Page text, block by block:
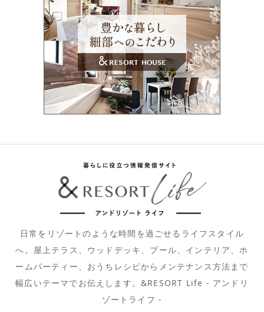
日常をリゾートのような時間を過ごせるライフスタイル
へ。屋上テラス、ウッドデッキ、プール、インテリア、ホ
ームパーティー、おうちレシピからメンテナンス方法まで
幅広いテーマでお伝えします。&RESORT Life - アンドリ
ゾートライフ -